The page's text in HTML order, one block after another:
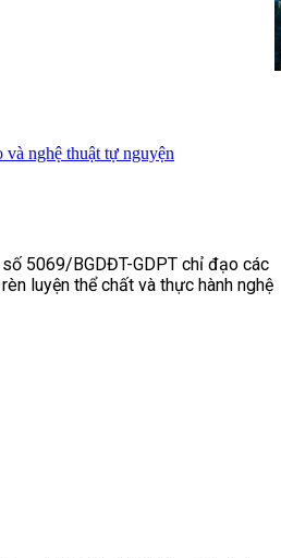
nghệ thuật tự nguyện
5069/BGDĐT-GDPT chỉ đạo các
luyện thể chất và thực hành nghệ